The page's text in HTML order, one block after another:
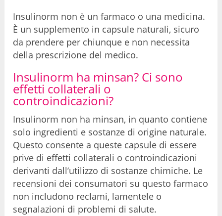
Insulinorm non è un farmaco o una medicina.
È un supplemento in capsule naturali, sicuro
da prendere per chiunque e non necessita
della prescrizione del medico.
Insulinorm ha minsan? Ci sono
effetti collaterali o
controindicazioni?
Insulinorm non ha minsan, in quanto contiene
solo ingredienti e sostanze di origine naturale.
Questo consente a queste capsule di essere
prive di effetti collaterali o controindicazioni
derivanti dall’utilizzo di sostanze chimiche. Le
recensioni dei consumatori su questo farmaco
non includono reclami, lamentele o
segnalazioni di problemi di salute.